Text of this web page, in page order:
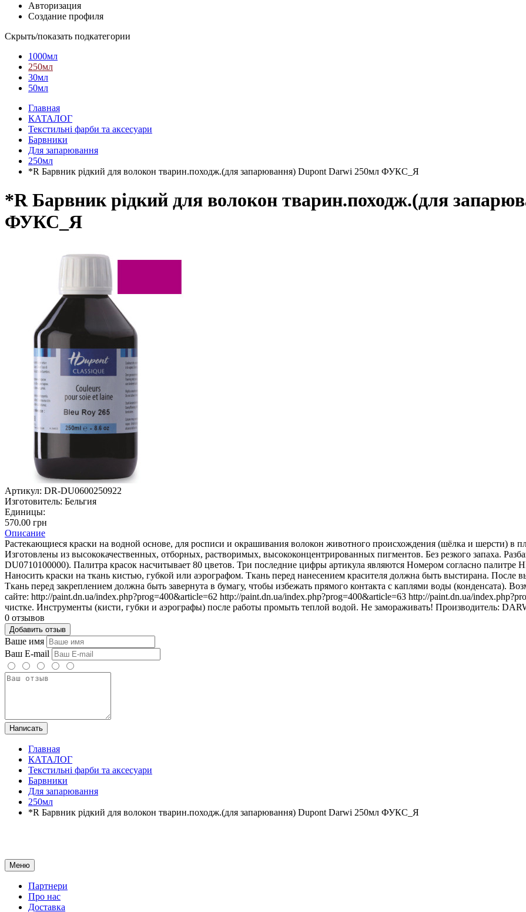
Авторизация
Создание профиля
Скрыть/показать подкатегории
1000мл
250мл
30мл
50мл
Главная
КАТАЛОГ
Текстильні фарби та аксесуари
Барвники
Для запарювання
250мл
*R Барвник рідкий для волокон тварин.походж.(для запарювання) Dupont Darwi 250мл ФУКС_Я
*R Барвник рідкий для волокон тварин.походж.(для
ФУКС_Я
Артикул: DR-DU0600250922
Изготовитель: Бельгия
Единицы:
570.00 грн
Описание
Растекающиеся краски на водной основе, для росписи и окрашивания волокон животного происхождения (шёлка и шерсти) в
Изготовлены из высококачественных, отборных, растворимых, высококонцентрированных пигментов. Без резкого запаха.
DU0710100000). Палитра красок насчитывает 80 цветов. Три последние цифры артикула являются Номером согласно палитре
Наносить краски на ткань кистью, губкой или аэрографом. Ткань перед нанесением красителя должна быть выстирана.
Ткань перед закреплением должна быть завернута в бумагу, чтобы избежать прямого контакта с каплями воды (конденсата).
сайте: http://paint.dn.ua/index.php?prog=400&article=62 http://paint.dn.ua/index.php?prog=400&article=63 http://paint.dn.ua/
чистке. Инструменты (кисти, губки и аэрографы) после работы промыть теплой водой. Не замораживать! Производитель:
0 отзывов
Добавить отзыв
Ваше имя
Ваш E-mail
Написать
Главная
КАТАЛОГ
Текстильні фарби та аксесуари
Барвники
Для запарювання
250мл
*R Барвник рідкий для волокон тварин.походж.(для запарювання) Dupont Darwi 250мл ФУКС_Я
Меню
Партнери
Про нас
Доставка